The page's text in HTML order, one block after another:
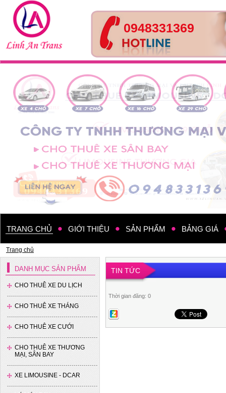
0948331369
TRANG CHỦ GIỚI THIỆU SẢN PHẨM BẢNG GIÁ
Trang chủ
DANH MỤC SẢN PHẨM
CHO THUÊ XE DU LỊCH
CHO THUÊ XE THÁNG
CHO THUÊ XE CƯỚI
CHO THUÊ XE THƯƠNG
MẠI, SÂN BAY
XE LIMOUSINE - DCAR
TIN TỨC
Thời gian đăng: 0